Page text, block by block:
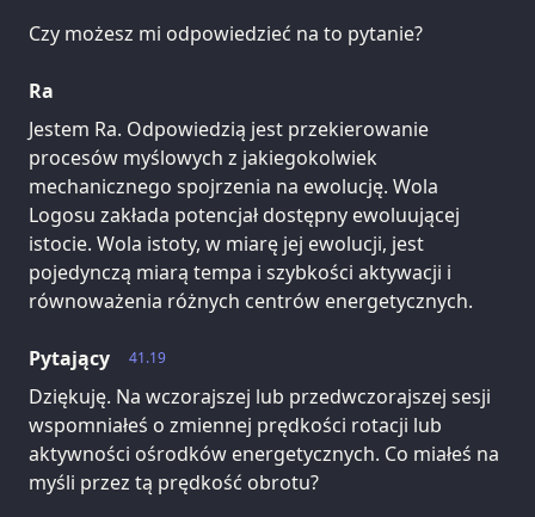
Czy możesz mi odpowiedzieć na to pytanie?
Ra
Jestem Ra. Odpowiedzią jest przekierowanie
procesów myślowych z jakiegokolwiek
mechanicznego spojrzenia na ewolucję. Wola
Logosu zakłada potencjał dostępny ewoluującej
istocie. Wola istoty, w miarę jej ewolucji, jest
pojedynczą miarą tempa i szybkości aktywacji i
równoważenia różnych centrów energetycznych.
41.19
Pytający
Dziękuję. Na wczorajszej lub przedwczorajszej sesji
wspomniałeś o zmiennej prędkości rotacji lub
aktywności ośrodków energetycznych. Co miałeś na
myśli przez tą prędkość obrotu?